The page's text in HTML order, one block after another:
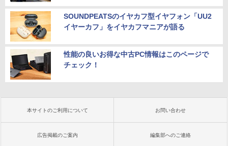
SOUNDPEATSのイヤカフ型イヤフォン「UU2
イヤーカフ」をイヤカフマニアが語る
性能の良いお得な中古PC情報はこのページで
チェック！
本サイトのご利用について お問い合わせ
広告掲載のご案内 編集部へのご連絡